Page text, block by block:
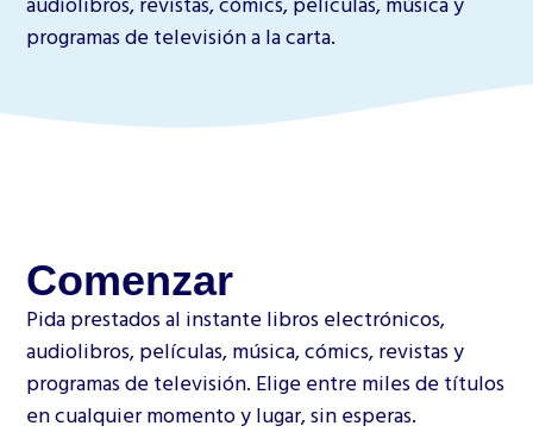
programas de televisión a la carta.
Comenzar
Pida prestados al instante libros electrónicos,
audiolibros, películas, música, cómics, revistas y
programas de televisión. Elige entre miles de títulos
en cualquier momento y lugar, sin esperas.